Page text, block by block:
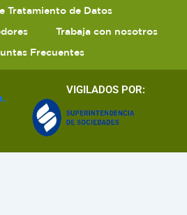
Tratamiento de Datos
Trabaja con nosotros
Frecuentes
VIGILADOS POR: